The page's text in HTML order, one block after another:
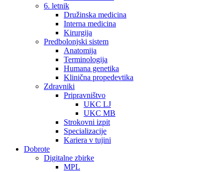
6. letnik
Družinska medicina
Interna medicina
Kirurgija
Predbolonjski sistem
Anatomija
Terminologija
Humana genetika
Klinična propedevtika
Zdravniki
Pripravništvo
UKC LJ
UKC MB
Strokovni izpit
Specializacije
Kariera v tujini
Dobrote
Digitalne zbirke
MPL